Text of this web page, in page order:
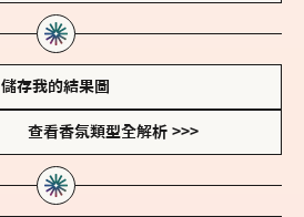
儲存我的結果圖
查看香氛類型全解析 >>>